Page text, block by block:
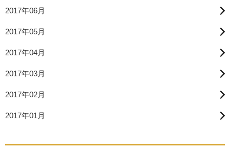
2017年06月
2017年05月
2017年04月
2017年03月
2017年02月
2017年01月